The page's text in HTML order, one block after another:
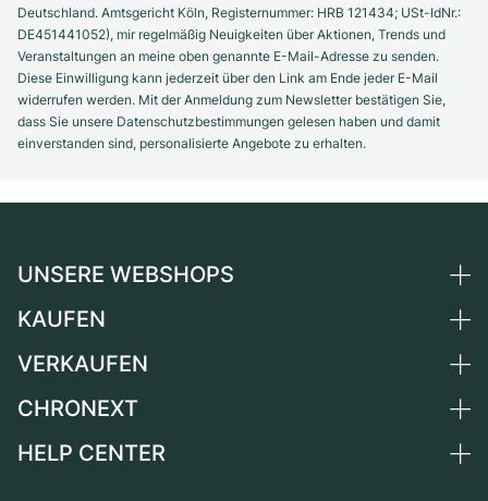
Deutschland. Amtsgericht Köln, Registernummer: HRB 121434; USt-IdNr.:
DE451441052), mir regelmäßig Neuigkeiten über Aktionen, Trends und
Veranstaltungen an meine oben genannte E-Mail-Adresse zu senden.
Diese Einwilligung kann jederzeit über den Link am Ende jeder E-Mail
widerrufen werden. Mit der Anmeldung zum Newsletter bestätigen Sie,
dass Sie unsere Datenschutzbestimmungen gelesen haben und damit
einverstanden sind, personalisierte Angebote zu erhalten.
UNSERE WEBSHOPS
Deutschland
Schweiz
Frankreich
KAUFEN
Alle Luxusuhren
Independent Brands
VERKAUFEN
Uhr verkaufen
CHRONEXT
Über uns
HELP CENTER